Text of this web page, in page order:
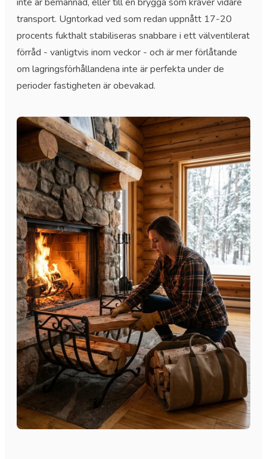
transport. Ugntorkad ved som redan uppnått 17-20
procents fukthalt stabiliseras snabbare i ett välventilerat
förråd - vanligtvis inom veckor - och är mer förlåtande
om lagringsförhållandena inte är perfekta under de
perioder fastigheten är obevakad.